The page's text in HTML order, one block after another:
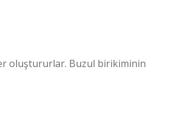
oluştururlar. Buzul birikiminin